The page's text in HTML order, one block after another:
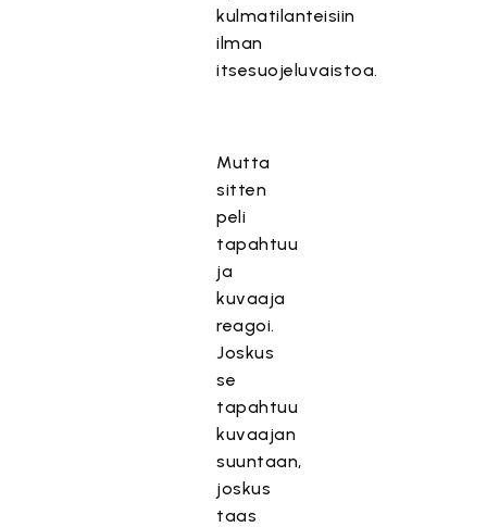
kulmatilanteisiin
ilman
itsesuojeluvaistoa.
Mutta
sitten
peli
tapahtuu
ja
kuvaaja
reagoi.
Joskus
se
tapahtuu
kuvaajan
suuntaan,
joskus
taas